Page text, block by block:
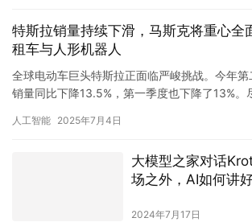
特斯拉销量持续下滑，马斯克将重心全
租车与人形机器人
全球电动车巨头特斯拉正面临严峻挑战。今年
销量同比下降13.5%，第一季度也下降了13%。
人工智能 2025年7月4日
大模型之家对话
场之外，AI如何讲
2024年7月17日